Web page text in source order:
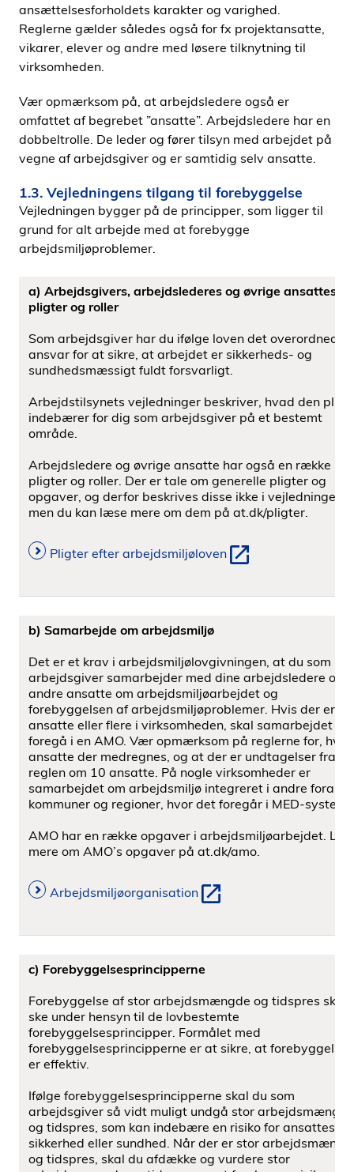
ansættelsesforholdets karakter og varighed.
Reglerne gælder således også for fx projektansatte,
vikarer, elever og andre med løsere tilknytning til
virksomheden.
Vær opmærksom på, at arbejdsledere også er
omfattet af begrebet ”ansatte”. Arbejdsledere har en
dobbeltrolle. De leder og fører tilsyn med arbejdet på
vegne af arbejdsgiver og er samtidig selv ansatte.
1.3. Vejledningens tilgang til forebyggelse
Vejledningen bygger på de principper, som ligger til
grund for alt arbejde med at forebygge
arbejdsmiljøproblemer.
a) Arbejdsgivers, arbejdslederes og øvrige ansattes
pligter og roller
Som arbejdsgiver har du ifølge loven det overordnede
ansvar for at sikre, at arbejdet er sikkerheds- og
sundhedsmæssigt fuldt forsvarligt.
Arbejdstilsynets vejledninger beskriver, hvad den pligt
indebærer for dig som arbejdsgiver på et bestemt
område.
Arbejdsledere og øvrige ansatte har også en række
pligter og roller. Der er tale om generelle pligter og
opgaver, og derfor beskrives disse ikke i vejledningen,
men du kan læse mere om dem på at.dk/pligter.
Pligter efter arbejdsmiljøloven
b) Samarbejde om arbejdsmiljø
Det er et krav i arbejdsmiljølovgivningen, at du som
arbejdsgiver samarbejder med dine arbejdsledere og
andre ansatte om arbejdsmiljøarbejdet og
forebyggelsen af arbejdsmiljøproblemer. Hvis der er 10
ansatte eller ﬂere i virksomheden, skal samarbejdet
foregå i en AMO. Vær opmærksom på reglerne for,
ansatte der medregnes, og at der er undtagelser fra
reglen om 10 ansatte. På nogle virksomheder er
samarbejdet om arbejdsmiljø integreret i andre fora, fx
kommuner og regioner, hvor det foregår i MED-
AMO har en række opgaver i arbejdsmiljøarbejdet. Læs
mere om AMO’s opgaver på at.dk/amo.
Arbejdsmiljøorganisation
c) Forebyggelsesprincipperne
Forebyggelse af stor arbejdsmængde og tidspres skal
ske under hensyn til de lovbestemte
forebyggelsesprincipper. Formålet med
forebyggelsesprincipperne er at sikre, at forebyggelsen
er effektiv.
Ifølge forebyggelsesprincipperne skal du som
arbejdsgiver så vidt muligt undgå stor arbejdsmængde
og tidspres, som kan indebære en risiko for ansattes
sikkerhed eller sundhed. Når der er stor
og tidspres, skal du afdække og vurdere stor